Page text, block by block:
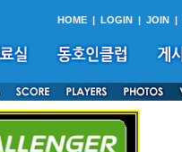
HOME | LOGIN | JOIN |